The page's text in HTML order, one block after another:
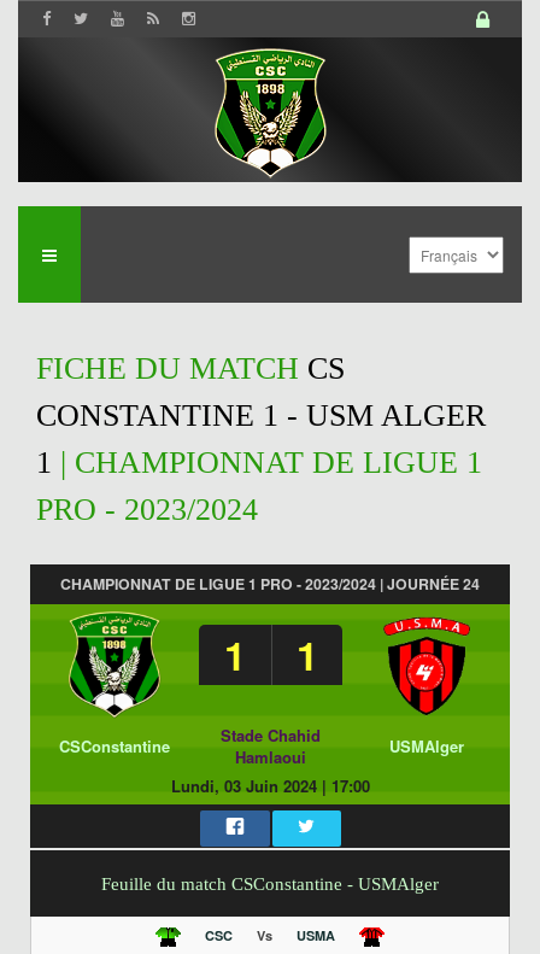
FICHE DU MATCH CS
CONSTANTINE 1 - USM ALGER
1 | CHAMPIONNAT DE LIGUE 1
PRO - 2023/2024
CHAMPIONNAT DE LIGUE 1 PRO - 2023/2024 | JOURNÉE 24
1 1
CSConstantine
Stade Chahid
Hamlaoui
USMAlger
Lundi, 03 Juin 2024| 17:00
Feuille du match CSConstantine - USMAlger
CSC Vs USMA